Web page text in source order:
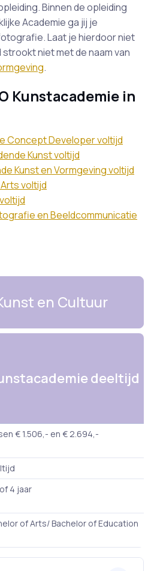
Binnen de opleiding
Academie ga jij je
Laat je hierdoor niet
niet met de naam van
.
Kunstacademie in
Concept Developer voltijd
Kunst voltijd
Kunst en Vormgeving voltijd
voltijd
en Beeldcommunicatie
en Cultuur
deeltijd
€ 1.506,- en € 2.694,-
4 jaar
of Arts/ Bachelor of Education